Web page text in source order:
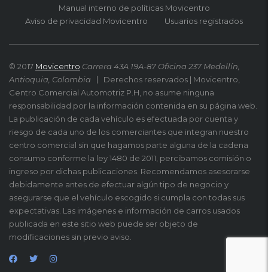
Manual interno de políticas Movicentro
Aviso de privacidad Movicentro
Usuarios registrados
© 2017 Movicentro Carrera 43A 19A-87 Oficina 237 Medellín,
Antioquia, Colombia
Derechos reservados | Movicentro,
Centro Comercial Automotriz P.H, no asume ninguna
responsabilidad por la información contenida en su página web.
La publicación de cada vehículo es efectuada por cuenta y
riesgo de cada uno de los comerciantes que integran nuestro
centro comercial sin que hagamos parte alguna de la cadena
consumo conforme la ley 1480 de 2011, percibamos comisión o
ingreso por dichas publicaciones. Recomendamos asesorarse
debidamente antes de efectuar algún tipo de negocio y
asegurarse que el vehículo escogido si cumpla con todas sus
expectativas. Las imágenes e información de carros usados
publicada en este sitio web puede ser objeto de
modificaciones sin previo aviso.